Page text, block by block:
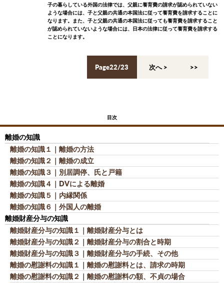
子の暮らしている外国の法律では、父親に養育費の請求が認められていない
ような場合には、子と父親の共通の本国法に従って養育費を請求することに
なります。また、子と父親の共通の本国法に従っても養育費を請求すること
が認められていないような場合には、日本の法律に従って養育費を請求する
ことになります。
Page22/23 <<
< 前へ
次へ > >>
目次
離婚の知識
離婚の知識１｜離婚の方法
離婚の知識２｜離婚の成立
離婚の知識３｜別居調停、氏と戸籍
離婚の知識４｜DVによる離婚
離婚の知識５｜内縁関係
離婚の知識６｜外国人の離婚
離婚財産分与の知識
離婚財産分与の知識１｜離婚財産分与とは
離婚財産分与の知識２｜離婚財産分与の割合と時期
離婚財産分与の知識３｜離婚財産分与の手続、その他
離婚の慰謝料の知識１｜離婚の慰謝料とは、請求の時期
離婚の慰謝料の知識２｜離婚の慰謝料の額、不貞の場合